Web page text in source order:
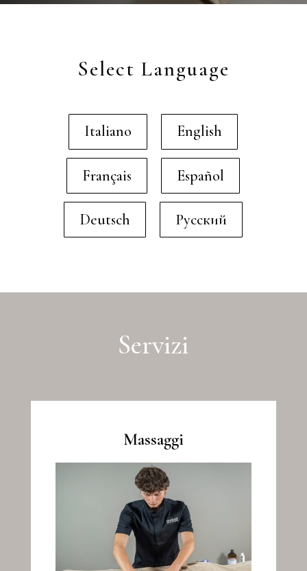
Select Language
Italiano English
Français Español
Deutsch Русский
Servizi
Massaggi